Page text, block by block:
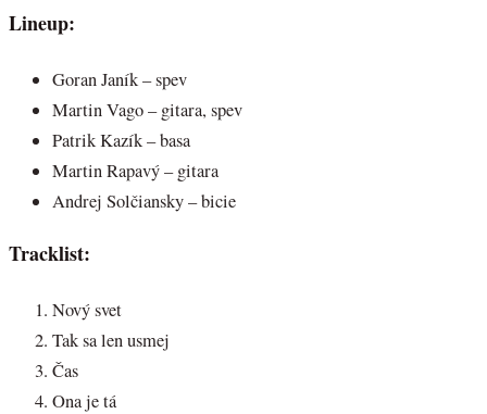
Lineup:
Goran Janík – spev
Martin Vago – gitara, spev
Patrik Kazík – basa
Martin Rapavý – gitara
Andrej Solčiansky – bicie
Tracklist:
Nový svet
Tak sa len usmej
Čas
Ona je tá